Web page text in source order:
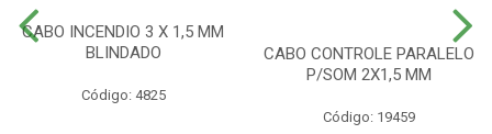
CABO INCENDIO 3 X 1,5 MM
BLINDADO
Código: 4825
CABO CONTROLE PARALELO
P/SOM 2X1,5 MM
Código: 19459